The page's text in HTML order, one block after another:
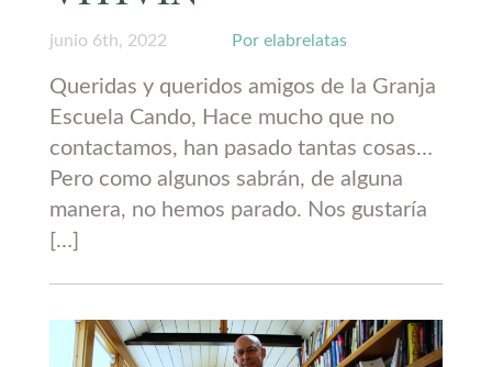
junio 6th, 2022 Por elabrelatas
Queridas y queridos amigos de la Granja
Escuela Cando, Hace mucho que no
contactamos, han pasado tantas cosas…
Pero como algunos sabrán, de alguna
manera, no hemos parado. Nos gustaría
[…]